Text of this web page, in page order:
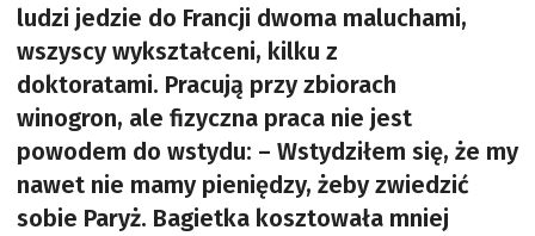
ludzi jedzie do Francji dwoma maluchami,
wszyscy wykształceni, kilku z
doktoratami. Pracują przy zbiorach
winogron, ale fizyczna praca nie jest
powodem do wstydu: – Wstydziłem się, że my
nawet nie mamy pieniędzy, żeby zwiedzić
sobie Paryż. Bagietka kosztowała mniej